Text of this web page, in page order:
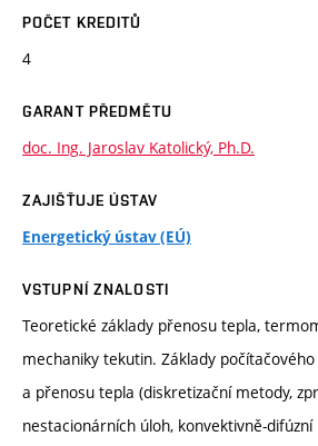
POČET KREDITŮ
4
GARANT PŘEDMĚTU
doc. Ing. Jaroslav Katolický, Ph.D.
ZAJIŠŤUJE ÚSTAV
Energetický ústav (EÚ)
VSTUPNÍ ZNALOSTI
Teoretické základy přenosu tepla,
mechaniky tekutin. Základy
a přenosu tepla (diskretizační metody,
nestacionárních úloh, konvektivně-